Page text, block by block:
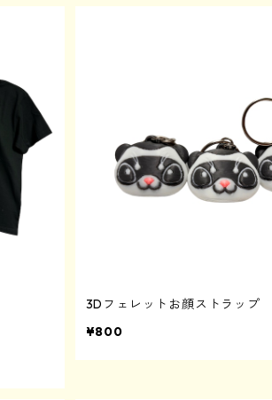
3Dフェレットお顔ストラップ
¥800